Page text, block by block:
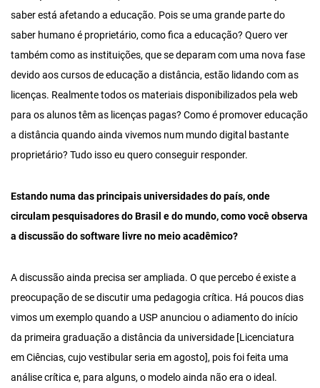
saber está afetando a educação. Pois se uma grande parte do
saber humano é proprietário, como fica a educação? Quero ver
também como as instituições, que se deparam com uma nova fase
devido aos cursos de educação a distância, estão lidando com as
licenças. Realmente todos os materiais disponibilizados pela web
para os alunos têm as licenças pagas? Como é promover educação
a distância quando ainda vivemos num mundo digital bastante
proprietário? Tudo isso eu quero conseguir responder.
Estando numa das principais universidades do país, onde
circulam pesquisadores do Brasil e do mundo, como você observa
a discussão do software livre no meio acadêmico?
A discussão ainda precisa ser ampliada. O que percebo é existe a
preocupação de se discutir uma pedagogia crítica. Há poucos dias
vimos um exemplo quando a USP anunciou o adiamento do início
da primeira graduação a distância da universidade [Licenciatura
em Ciências, cujo vestibular seria em agosto], pois foi feita uma
análise crítica e, para alguns, o modelo ainda não era o ideal.